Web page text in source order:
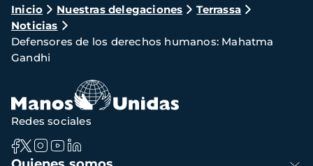
Ruta
de
navegación
Inicio Nuestras delegaciones
Terrassa
Noticias
Defensores de los derechos humanos: Mahatma
Gandhi
Navegación
Redes sociales